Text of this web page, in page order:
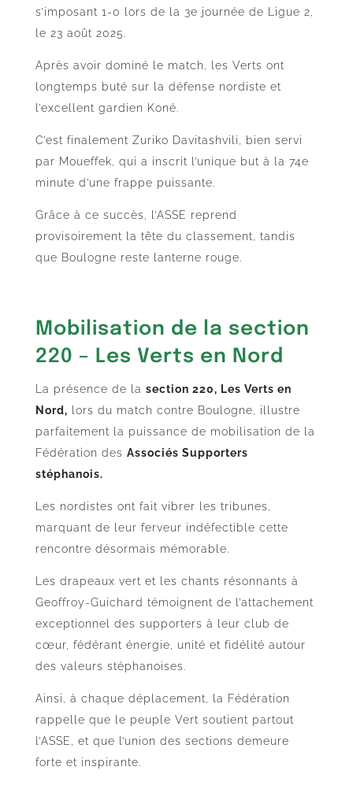
s’imposant 1-0 lors de la 3e journée de Ligue 2,
le 23 août 2025.
Après avoir dominé le match, les Verts ont
longtemps buté sur la défense nordiste et
l’excellent gardien Koné.
C’est finalement Zuriko Davitashvili, bien servi
par Moueffek, qui a inscrit l’unique but à la 74e
minute d’une frappe puissante.
Grâce à ce succès, l’ASSE reprend
provisoirement la tête du classement, tandis
que Boulogne reste lanterne rouge.
Mobilisation de la section
220 – Les Verts en Nord
La présence de la section 220, Les Verts en
Nord, lors du match contre Boulogne, illustre
parfaitement la puissance de mobilisation de la
Fédération des Associés Supporters
stéphanois.
Les nordistes ont fait vibrer les tribunes,
marquant de leur ferveur indéfectible cette
rencontre désormais mémorable.
Les drapeaux vert et les chants résonnants à
Geoffroy-Guichard témoignent de l’attachement
exceptionnel des supporters à leur club de
cœur, fédérant énergie, unité et fidélité autour
des valeurs stéphanoises.
Ainsi, à chaque déplacement, la Fédération
rappelle que le peuple Vert soutient partout
l’ASSE, et que l’union des sections demeure
forte et inspirante.